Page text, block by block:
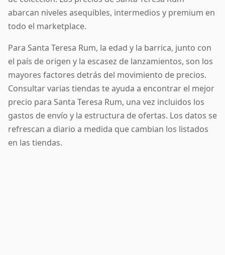
abarcan niveles asequibles, intermedios y premium en
todo el marketplace.
Para Santa Teresa Rum, la edad y la barrica, junto con
el país de origen y la escasez de lanzamientos, son los
mayores factores detrás del movimiento de precios.
Consultar varias tiendas te ayuda a encontrar el mejor
precio para Santa Teresa Rum, una vez incluidos los
gastos de envío y la estructura de ofertas. Los datos se
refrescan a diario a medida que cambian los listados
en las tiendas.